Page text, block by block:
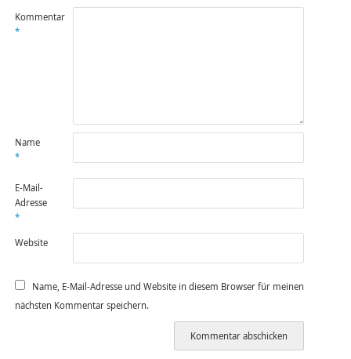
Kommentar
*
Name
*
E-Mail-
Adresse
*
Website
Name, E-Mail-Adresse und Website in diesem Browser für meinen
nächsten Kommentar speichern.